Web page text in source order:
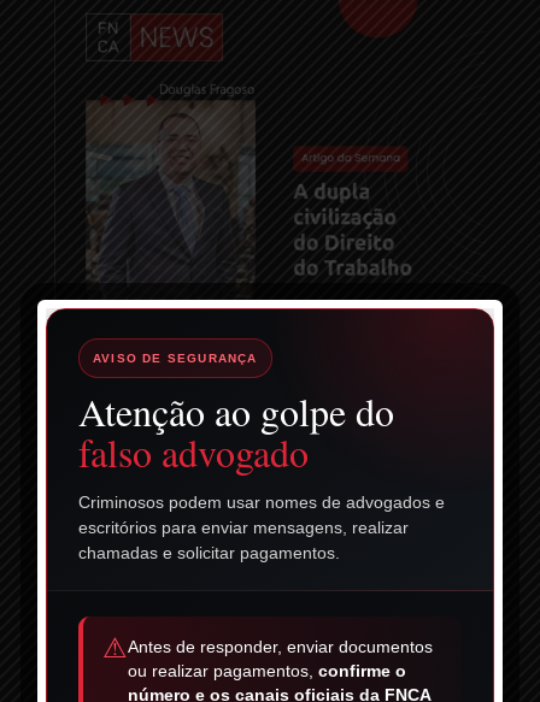
AVISO DE SEGURANÇA
Atenção ao golpe do
falso advogado
Criminosos podem usar nomes de advogados e
escritórios para enviar mensagens, realizar
chamadas e solicitar pagamentos.
⚠Antes de responder, enviar documentos
ou realizar pagamentos, confirme o
número e os canais oficiais da FNCA